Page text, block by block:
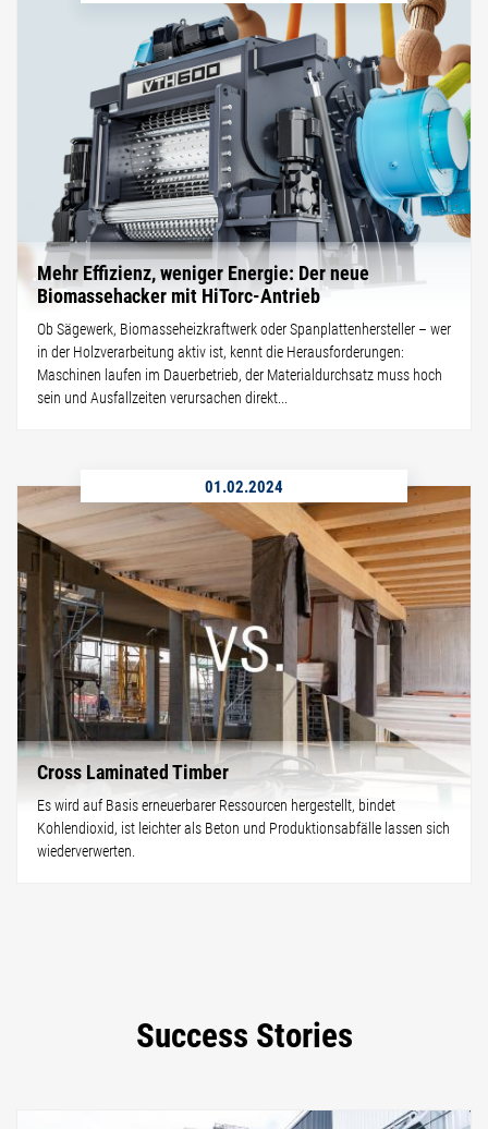
Mehr Effizienz, weniger Energie: Der neue
Biomassehacker mit HiTorc-Antrieb
Ob Sägewerk, Biomasseheizkraftwerk oder Spanplattenhersteller – wer
in der Holzverarbeitung aktiv ist, kennt die Herausforderungen:
Maschinen laufen im Dauerbetrieb, der Materialdurchsatz muss hoch
sein und Ausfallzeiten verursachen direkt...
01.02.2024
Cross Laminated Timber
Es wird auf Basis erneuerbarer Ressourcen hergestellt, bindet
Kohlendioxid, ist leichter als Beton und Produktionsabfälle lassen sich
wiederverwerten.
Success Stories